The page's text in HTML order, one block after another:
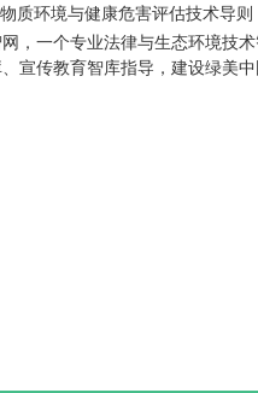
质环境与健康危害评估技术导
，一个专业法律与生态环境技
宣传教育智库指导，建设绿美中